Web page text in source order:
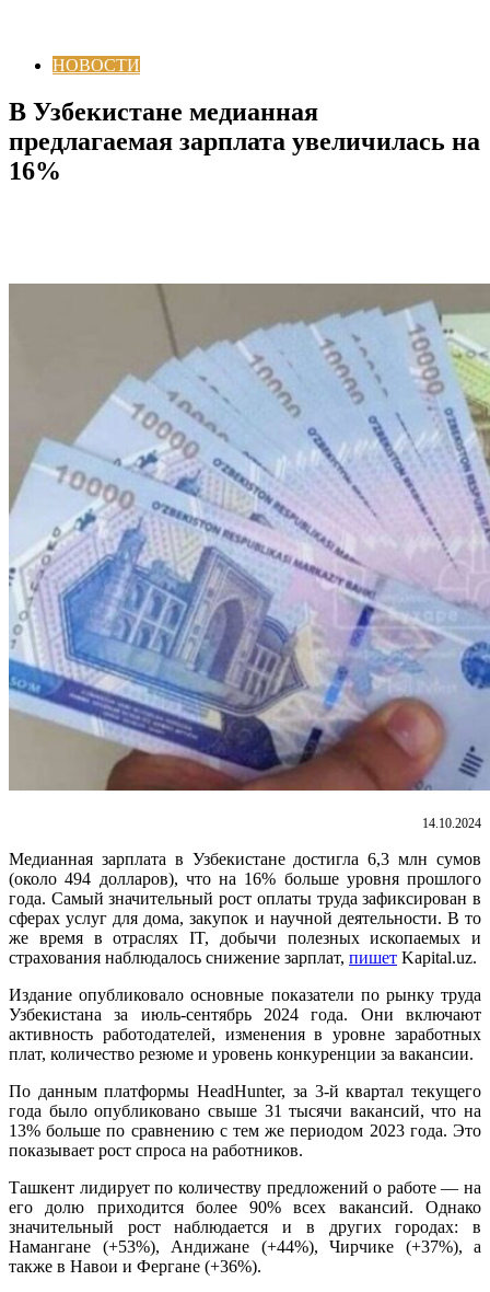
НОВОСТИ
В Узбекистане медианная
предлагаемая зарплата увеличилась на
16%
14.10.2024
Медианная зарплата в Узбекистане достигла 6,3 млн сумов
(около 494 долларов), что на 16% больше уровня прошлого
года. Самый значительный рост оплаты труда зафиксирован в
сферах услуг для дома, закупок и научной деятельности. В то
же время в отраслях IT, добычи полезных ископаемых и
страхования наблюдалось снижение зарплат, пишет Kapital.uz.
Издание опубликовало основные показатели по рынку труда
Узбекистана за июль-сентябрь 2024 года. Они включают
активность работодателей, изменения в уровне заработных
плат, количество резюме и уровень конкуренции за вакансии.
По данным платформы HeadHunter, за 3-й квартал текущего
года было опубликовано свыше 31 тысячи вакансий, что на
13% больше по сравнению с тем же периодом 2023 года. Это
показывает рост спроса на работников.
Ташкент лидирует по количеству предложений о работе — на
его долю приходится более 90% всех вакансий. Однако
значительный рост наблюдается и в других городах: в
Намангане (+53%), Андижане (+44%), Чирчике (+37%), а
также в Навои и Фергане (+36%).